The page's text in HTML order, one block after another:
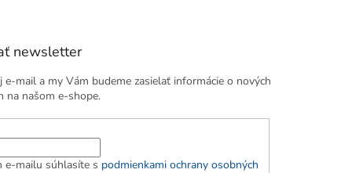
newsletter
e-mail a my Vám budeme zasielať informácie o nových
na našom e-shope.
e-mailu súhlasíte s podmienkami ochrany osobných